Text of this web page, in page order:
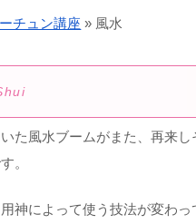
チュン講座 » 風水
た風水ブームがまた、再来
。
神によって使う技法が変わ